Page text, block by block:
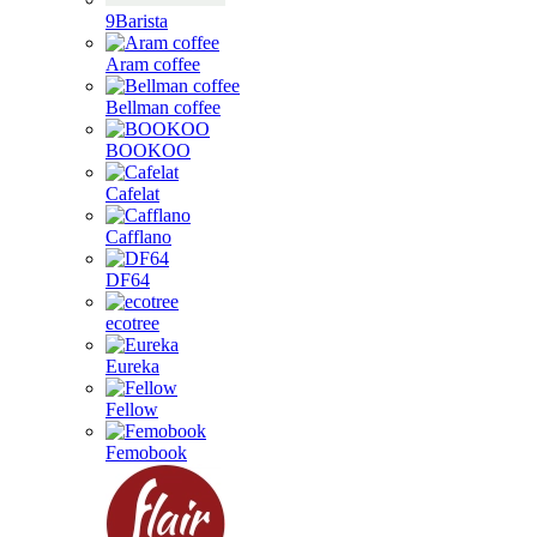
9Barista
Aram coffee
Bellman coffee
BOOKOO
Cafelat
Cafflano
DF64
ecotree
Eureka
Fellow
Femobook